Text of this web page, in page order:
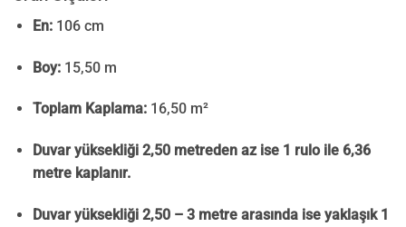
En:106 cm
Boy:15,50 m
Toplam Kaplama:16,50 m²
Duvar yüksekliği 2,50 metreden az ise 1 rulo ile 6,36
metre kaplanır.
Duvar yüksekliği 2,50 – 3 metre arasında ise yaklaşık 1